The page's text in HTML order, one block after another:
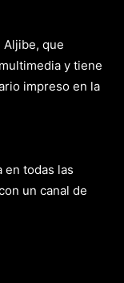
Aljibe, que
y tiene
impreso en la
en todas las
un canal de